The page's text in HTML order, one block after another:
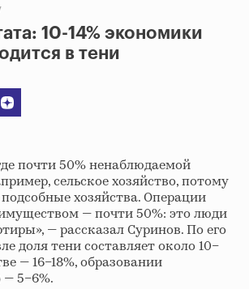
10-14% экономики
в тени
почти 50% ненаблюдаемой
сельское хозяйство, потому
хозяйства. Операции
— почти 50%: это люди
— рассказал Суринов. По его
доля тени составляет около 10–
— 16–18%, образовании
— 5–6%.